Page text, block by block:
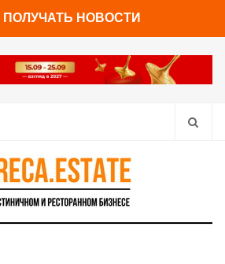
ПОЛУЧАТЬ НОВОСТИ